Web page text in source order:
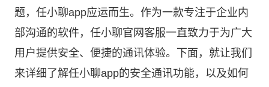
题，任小聊app应运而生。作为一款专注于企业内
部沟通的软件， 任小聊官网客服一直致力于为广大
用户提供安全、便捷的通讯体验。下面，就让我们
来详细了解任小聊app的安全通讯功能，以及如何